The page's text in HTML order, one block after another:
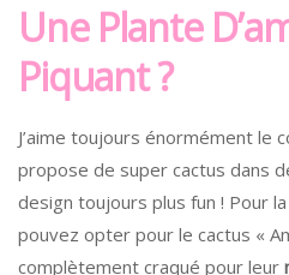
Une Plante
Piquant ?
J’aime toujours énormément le
propose de super cactus dans
design toujours plus fun ! Pour
pouvez opter pour le cactus «
complètement craqué pour leur